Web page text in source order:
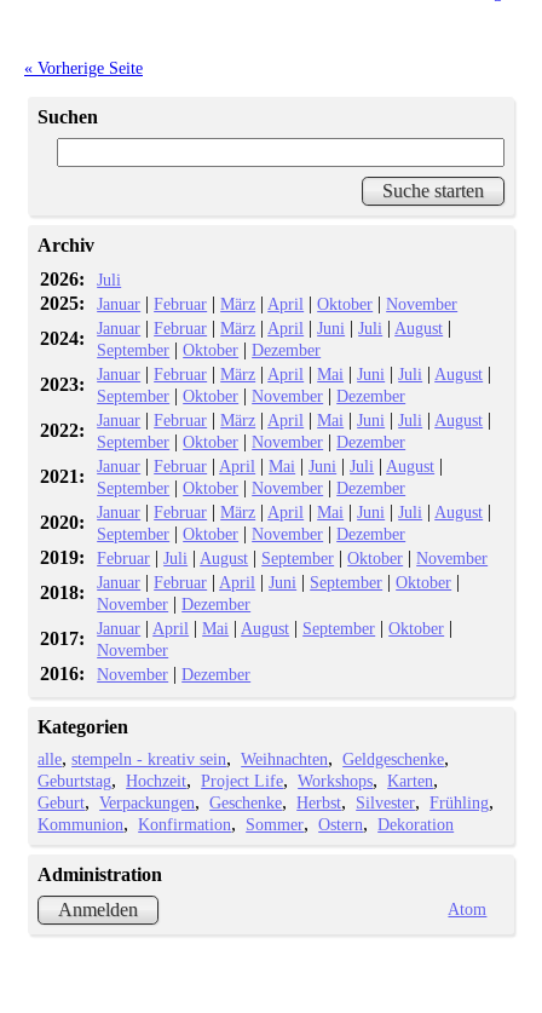
« Vorherige Seite
Suchen
Archiv
2026:
Juli
2025: Januar |Februar |März | April |Oktober |November
2024: Januar |Februar |März | April |Juni |Juli | August |
September |Oktober |Dezember
2023: Januar |Februar |März | April |Mai |Juni |Juli | August |
September |Oktober |November |Dezember
2022: Januar |Februar |März | April |Mai |Juni |Juli | August |
September |Oktober |November |Dezember
2021: Januar |Februar | April |Mai |Juni |Juli | August |
September |Oktober |November |Dezember
2020: Januar |Februar |März | April |Mai |Juni |Juli | August |
September |Oktober |November |Dezember
2019: Februar |Juli | August | September |Oktober |November
2018: Januar |Februar | April |Juni | September |Oktober |
November |Dezember
2017: Januar | April |Mai | August | September |Oktober |
November
2016: November |Dezember
Kategorien
alle stempeln - kreativ sein Weihnachten
Geldgeschenke
Geburtstag
Hochzeit Project Life Workshops
Karten
Geburt
Verpackungen Geschenke Herbst Silvester
Frühling
Kommunion
Konfirmation Sommer Ostern Dekoration
Administration
Anmelden
Atom